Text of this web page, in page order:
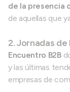
de la presencia
de aquellas que
2. Jornadas
Encuentro B2B
y las últimas
empresas de